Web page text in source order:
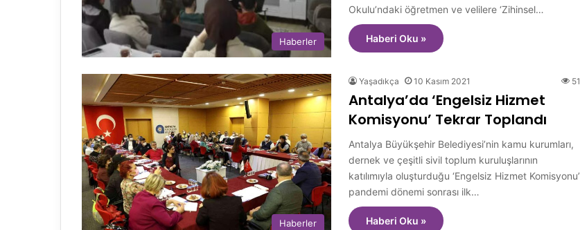
Haberler
Okulu’ndaki öğretmen ve velilere ‘Zihinsel…
Haberi Oku »
Haberler
Yaşadıkça 10 Kasım 2021 51
Antalya’da ‘Engelsiz Hizmet
Komisyonu’ Tekrar Toplandı
Antalya Büyükşehir Belediyesi’nin kamu kurumları,
dernek ve çeşitli sivil toplum kuruluşlarının
katılımıyla oluşturduğu ‘Engelsiz Hizmet Komisyonu’
pandemi dönemi sonrası ilk…
Haberi Oku »